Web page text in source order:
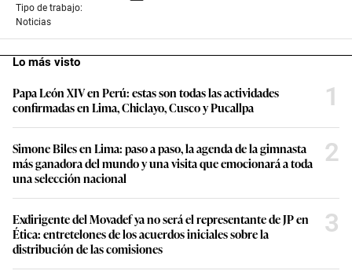
Tipo de trabajo:
Noticias
Lo más visto
Papa León XIV en Perú: estas son todas las actividades
confirmadas en Lima, Chiclayo, Cusco y Pucallpa
1
Simone Biles en Lima: paso a paso, la agenda de la gimnasta
más ganadora del mundo y una visita que emocionará a toda
una selección nacional
2
Exdirigente del Movadef ya no será el representante de JP en
Ética: entretelones de los acuerdos iniciales sobre la
distribución de las comisiones
3